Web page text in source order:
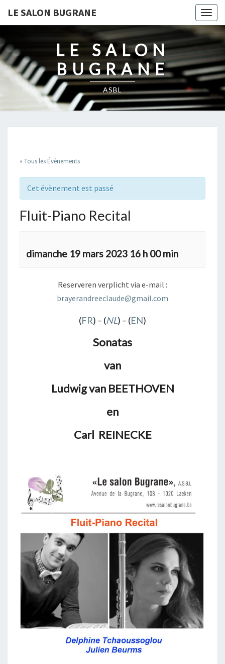
LE SALON BUGRANE
LE SALON
BUGRANE
ASBL
« Tous les Évènements
Cet évènement est passé
Fluit-Piano Recital
dimanche 19 mars 2023 16 h 00 min
Reserveren verplicht via e-mail :
brayerandreeclaude@gmail.com
(FR) – (NL) – (EN)
Sonatas
van
Ludwig van BEETHOVEN
en
Carl REINECKE